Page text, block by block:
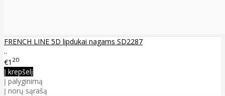
FRENCH LINE 5D lipdukai nagams SD2287
..
€1 20
Į krepšelį
Į palyginimą
Į norų sąrašą